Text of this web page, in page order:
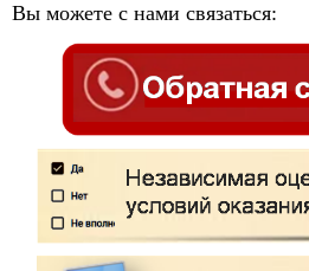
Вы можете с нами связаться: